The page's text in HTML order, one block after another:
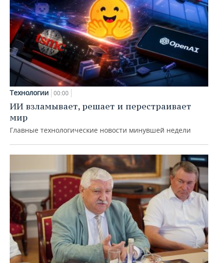
Технологии 00:00
ИИ взламывает, решает и перестраивает
мир
Главные технологические новости минувшей недели